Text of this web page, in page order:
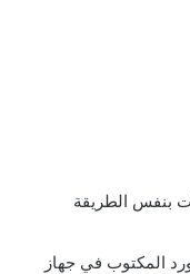
بنفس الطريقة
المكتوب في جهاز